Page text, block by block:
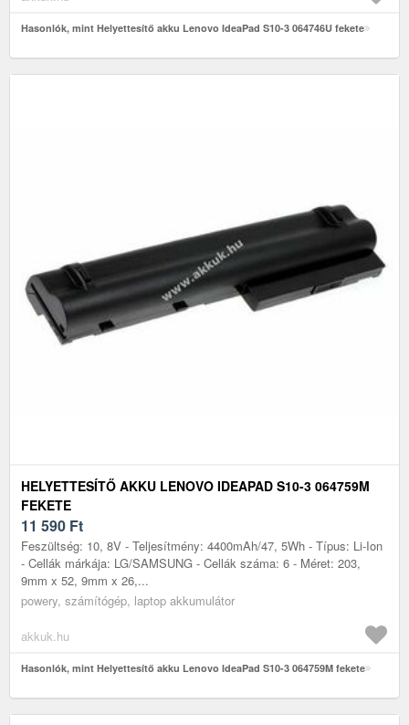
Hasonlók, mint Helyettesítő akku Lenovo IdeaPad S10-3 064746U fekete
HELYETTESÍTŐ AKKU LENOVO IDEAPAD S10-3 064759M
FEKETE
11 590 Ft
Feszültség: 10, 8V - Teljesítmény: 4400mAh/47, 5Wh - Típus: Li-Ion
- Cellák márkája: LG/SAMSUNG - Cellák száma: 6 - Méret: 203,
9mm x 52, 9mm x 26,...
powery, számítógép, laptop akkumulátor
akkuk.hu
Hasonlók, mint Helyettesítő akku Lenovo IdeaPad S10-3 064759M fekete